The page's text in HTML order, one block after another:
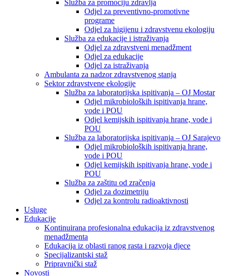
Služba za promociju zdravlja
Odjel za preventivno-promotivne
programe
Odjel za higijenu i zdravstvenu ekologiju
Služba za edukacije i istraživanja
Odjel za zdravstveni menadžment
Odjel za edukacije
Odjel za istraživanja
Ambulanta za nadzor zdravstvenog stanja
Sektor zdravstvene ekologije
Služba za laboratorijska ispitivanja – OJ Mostar
Odjel mikrobioloških ispitivanja hrane,
vode i POU
Odjel kemijskih ispitivanja hrane, vode i
POU
Služba za laboratorijska ispitivanja – OJ Sarajevo
Odjel mikrobioloških ispitivanja hrane,
vode i POU
Odjel kemijskih ispitivanja hrane, vode i
POU
Služba za zaštitu od zračenja
Odjel za dozimetriju
Odjel za kontrolu radioaktivnosti
Usluge
Edukacije
Kontinuirana profesionalna edukacija iz zdravstvenog
menadžmenta
Edukacija iz oblasti ranog rasta i razvoja djece
Specijalizantski staž
Pripravnički staž
Novosti